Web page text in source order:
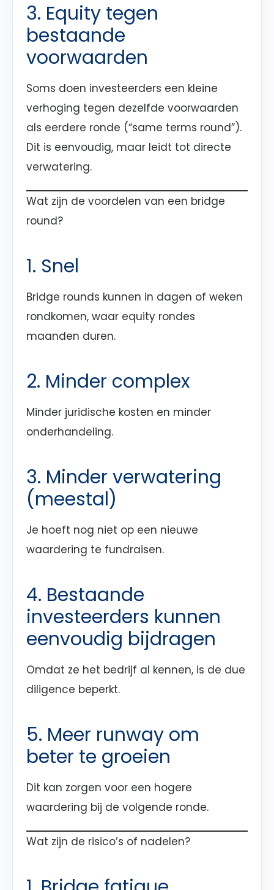
3. Equity tegen
bestaande
voorwaarden
Soms doen investeerders een kleine
verhoging tegen dezelfde voorwaarden
als eerdere ronde (“same terms round”).
Dit is eenvoudig, maar leidt tot directe
verwatering.
Wat zijn de voordelen van een bridge
round?
1. Snel
Bridge rounds kunnen in dagen of weken
rondkomen, waar equity rondes
maanden duren.
2. Minder complex
Minder juridische kosten en minder
onderhandeling.
3. Minder verwatering
(meestal)
Je hoeft nog niet op een nieuwe
waardering te fundraisen.
4. Bestaande
investeerders kunnen
eenvoudig bijdragen
Omdat ze het bedrijf al kennen, is de due
diligence beperkt.
5. Meer runway om
beter te groeien
Dit kan zorgen voor een hogere
waardering bij de volgende ronde.
Wat zijn de risico’s of nadelen?